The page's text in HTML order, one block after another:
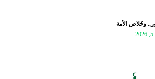
وخَلاص الأمة